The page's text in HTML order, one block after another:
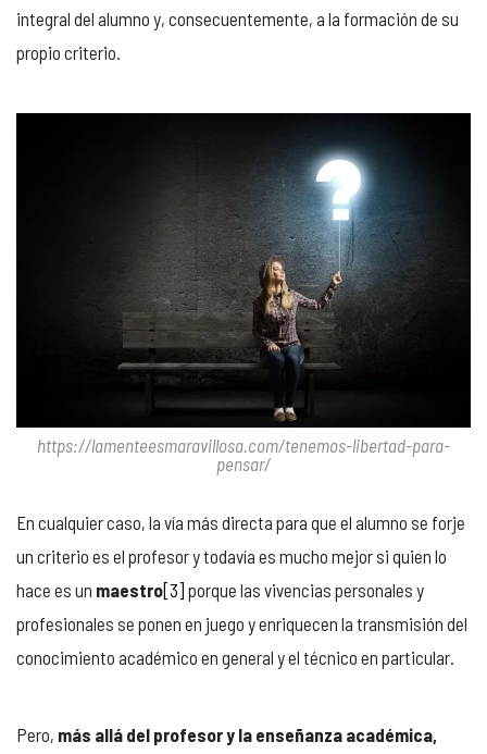
integral del alumno y, consecuentemente, a la formación de su
propio criterio.
https://lamenteesmaravillosa.com/tenemos-libertad-para-
pensar/
En cualquier caso, la vía más directa para que el alumno se forje
un criterio es el profesor y todavía es mucho mejor si quien lo
hace es un maestro[3] porque las vivencias personales y
profesionales se ponen en juego y enriquecen la transmisión del
conocimiento académico en general y el técnico en particular.
Pero, más allá del profesor y la enseñanza académica,